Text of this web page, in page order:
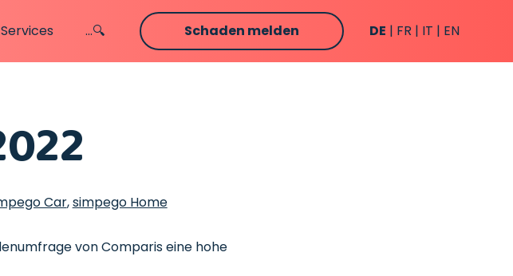
Services ...🔍 Schaden melden DE FR IT EN
Car,simpego Home
von Comparis eine hohe